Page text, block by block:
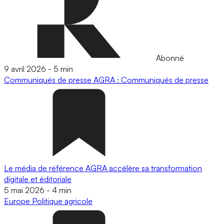
Abonné
9 avril 2026 - 5 min
Communiqués de presse AGRA : Communiqués de presse
Le média de référence AGRA accélère sa transformation
digitale et éditoriale
5 mai 2026 - 4 min
Europe Politique agricole